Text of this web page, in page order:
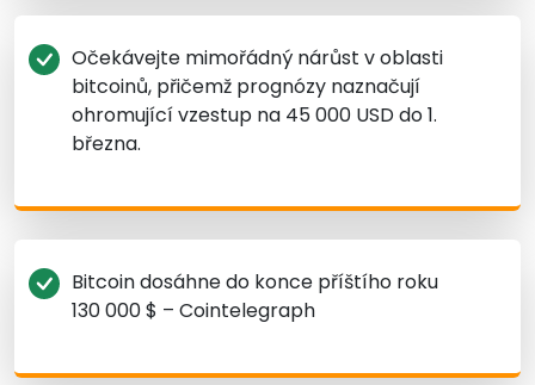
Očekávejte mimořádný nárůst v oblasti
bitcoinů, přičemž prognózy naznačují
ohromující vzestup na 45 000 USD do 1.
března.
Bitcoin dosáhne do konce příštího roku
130 000 $ – Cointelegraph